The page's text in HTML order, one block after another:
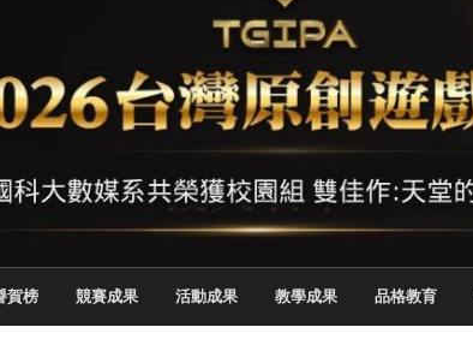
戲抱回金點新秀獎
實務專題競賽第一名
2026 TSID 提出具體舊建築再利用提案
校院電腦動畫競賽嶄露頭角
賀榜 競賽成果 活動成果 教學成果 品格教育